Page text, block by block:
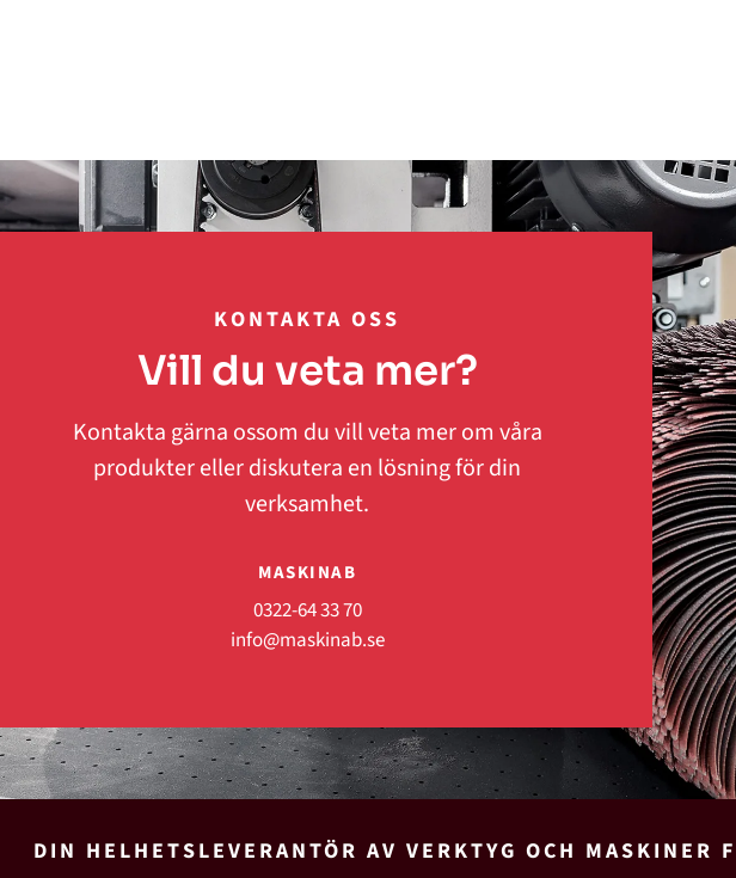
KONTAKTA OSS
Vill du veta mer?
Kontakta gärna ossom du vill veta mer om våra
produkter eller diskutera en lösning för din
verksamhet.
MASKINAB
0322-64 33 70
info@maskinab.se
DIN HELHETSLEVERANTÖR AV VERKTYG OCH MASKINER